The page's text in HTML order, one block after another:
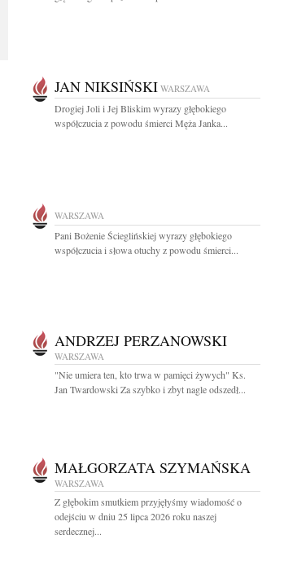
JAN NIKSIŃSKI WARSZAWA
Drogiej Joli i Jej Bliskim wyrazy głębokiego
współczucia z powodu śmierci Męża Janka...
WARSZAWA
Pani Bożenie Ścieglińskiej wyrazy głębokiego
współczucia i słowa otuchy z powodu śmierci...
ANDRZEJ PERZANOWSKI
WARSZAWA
"Nie umiera ten, kto trwa w pamięci żywych" Ks.
Jan Twardowski Za szybko i zbyt nagle odszedł...
MAŁGORZATA SZYMAŃSKA
WARSZAWA
Z głębokim smutkiem przyjęłyśmy wiadomość o
odejściu w dniu 25 lipca 2026 roku naszej
serdecznej...